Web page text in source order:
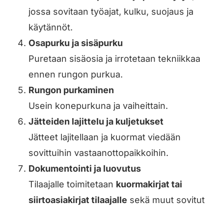
jossa sovitaan työajat, kulku, suojaus ja
käytännöt.
Osapurku ja sisäpurku
Puretaan sisäosia ja irrotetaan tekniikkaa
ennen rungon purkua.
Rungon purkaminen
Usein konepurkuna ja vaiheittain.
Jätteiden lajittelu ja kuljetukset
Jätteet lajitellaan ja kuormat viedään
sovittuihin vastaanottopaikkoihin.
Dokumentointi ja luovutus
Tilaajalle toimitetaan kuormakirjat tai
siirtoasiakirjat tilaajalle sekä muut sovitut